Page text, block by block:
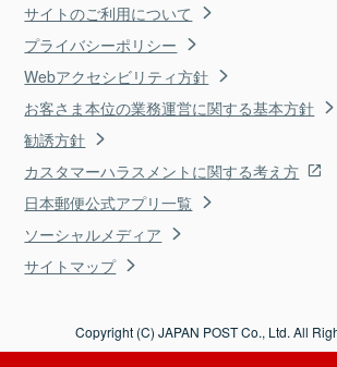
サイトのご利用について
プライバシーポリシー
Webアクセシビリティ方針
お客さま本位の業務運営に関する基本方針
勧誘方針
カスタマーハラスメントに関する考え方
日本郵便公式アプリ一覧
ソーシャルメディア
サイトマップ
Copyright (C) JAPAN POST Co., Ltd. All